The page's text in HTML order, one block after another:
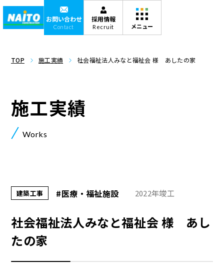
お問い合わせ
Contact
採用情報
Recruit
TOP 施工実績 社会福祉法人みなと福祉会 様 あしたの家
Works
施工実績
建築工事 #医療・福祉施設 2022年竣工
社会福祉法人みなと福祉会 様 あし
たの家